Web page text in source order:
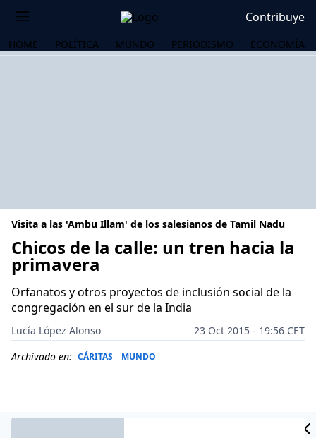
Contribuye
HOME POLÍTICA MUNDO PERIODISMO ECONOMÍA
Visita a las 'Ambu Illam' de los salesianos de Tamil Nadu
Chicos de la calle: un tren hacia la
primavera
Orfanatos y otros proyectos de inclusión social de la
congregación en el sur de la India
Lucía López Alonso
23 Oct 2015 - 19:56 CET
Archivado en: CÁRITAS MUNDO